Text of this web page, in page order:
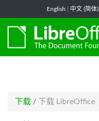
English 中文 (简体)
下载 / 下载 LibreOffice